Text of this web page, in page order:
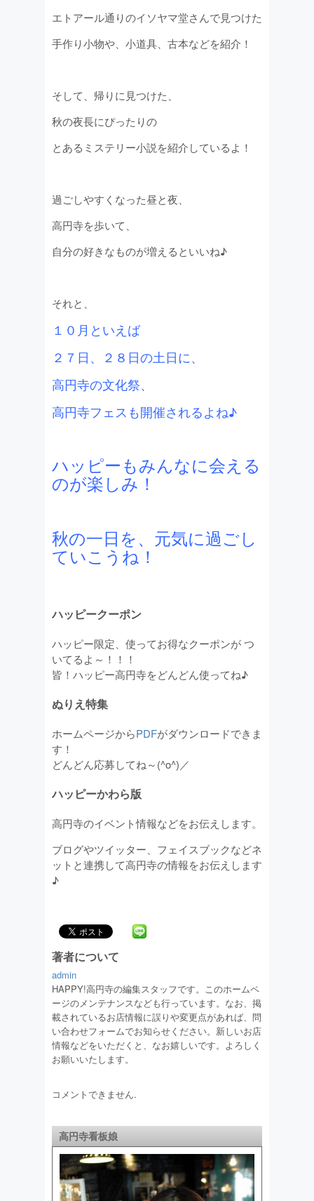
エトアール通りのイソヤマ堂さんで見つけた
手作り小物や、小道具、古本などを紹介！
そして、帰りに見つけた、
秋の夜長にぴったりの
とあるミステリー小説を紹介しているよ！
過ごしやすくなった昼と夜、
高円寺を歩いて、
自分の好きなものが増えるといいね♪
それと、
１０月といえば
２７日、２８日の土日に、
高円寺の文化祭、
高円寺フェスも開催されるよね♪
ハッピーもみんなに会える
のが楽しみ！
秋の一日を、元気に過ごし
ていこうね！
ハッピークーポン
ハッピー限定、使ってお得なクーポンが つ
いてるよ～！！！
皆！ハッピー高円寺をどんどん使ってね♪
ぬりえ特集
ホームページからPDFがダウンロードできま
す！
どんどん応募してね～(^o^)／
ハッピーかわら版
高円寺のイベント情報などをお伝えします。
ブログやツイッター、フェイスブックなどネ
ットと連携して高円寺の情報をお伝えします
♪
著者について
admin
HAPPY!高円寺の編集スタッフです。このホームペ
ージのメンテナンスなども行っています。なお、掲
載されているお店情報に誤りや変更点があれば、問
い合わせフォームでお知らせください。新しいお店
情報などをいただくと、なお嬉しいです。よろしく
お願いいたします。
コメントできません.
高円寺看板娘